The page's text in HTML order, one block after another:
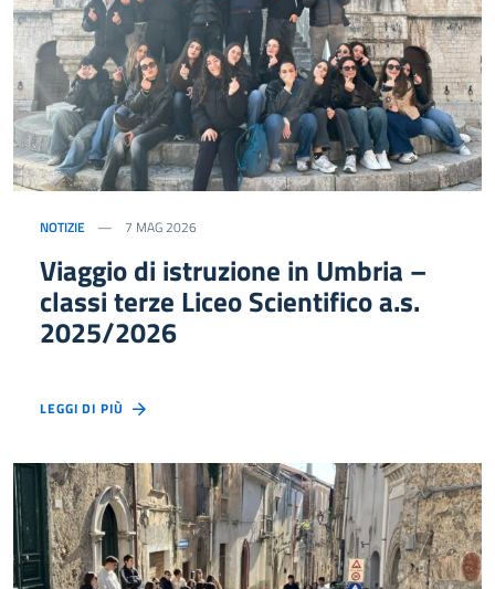
NOTIZIE 7 MAG 2026
Viaggio di istruzione in Umbria –
classi terze Liceo Scientifico a.s.
2025/2026
LEGGI DI PIÙ